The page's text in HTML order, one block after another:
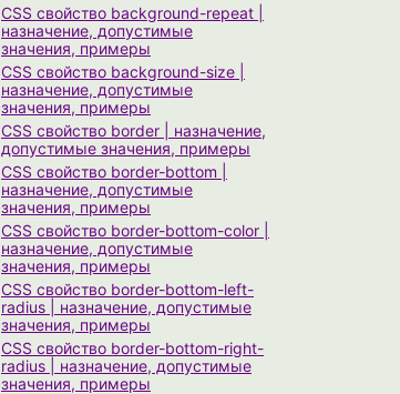
CSS свойство background-repeat |
назначение, допустимые
значения, примеры
CSS свойство background-size |
назначение, допустимые
значения, примеры
CSS свойство border | назначение,
допустимые значения, примеры
CSS свойство border-bottom |
назначение, допустимые
значения, примеры
CSS свойство border-bottom-color |
назначение, допустимые
значения, примеры
CSS свойство border-bottom-left-
radius | назначение, допустимые
значения, примеры
CSS свойство border-bottom-right-
radius | назначение, допустимые
значения, примеры